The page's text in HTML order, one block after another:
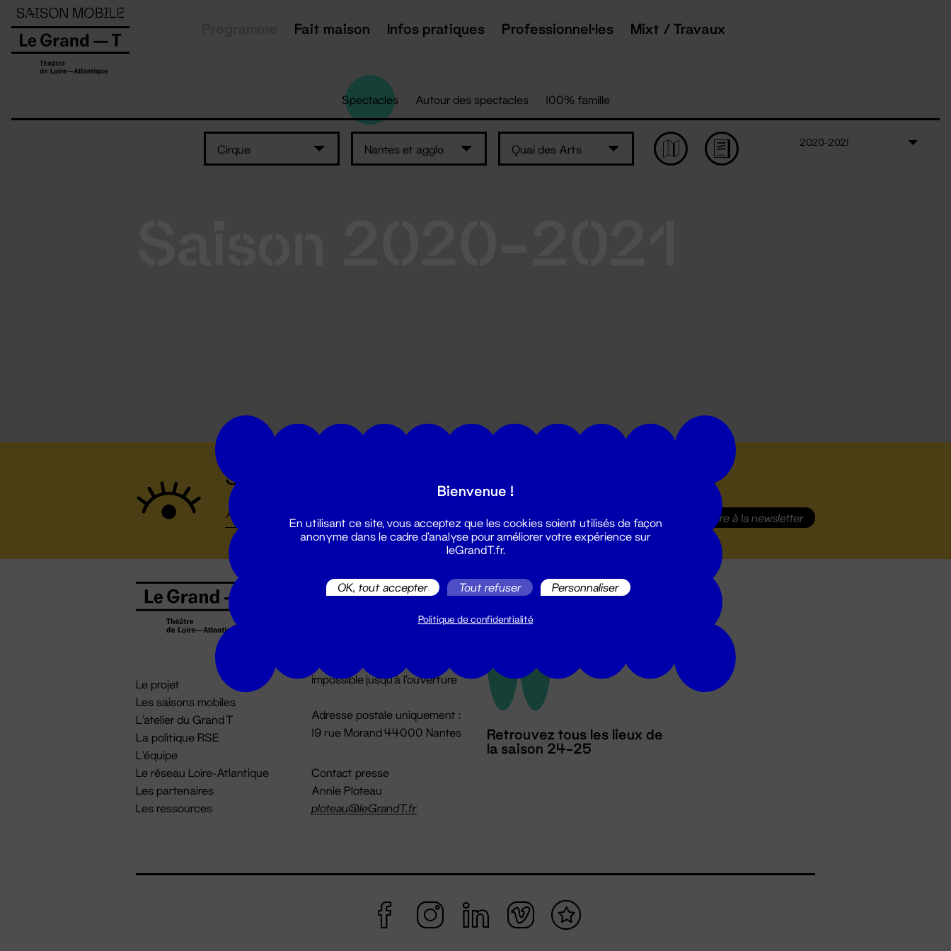
Fait maison Infos pratiques Professionnel·les Mixt / Travaux
Spectacles Autour des spectacles 100% famille
Cirque Nantes et agglo Quai des Arts
2020-2021
Suivez toutes les actualités du Grand T :
S'inscrire à la newsletter
Le projet
Les saisons mobiles
L'atelier du Grand T
La politique RSE
L'équipe
Le réseau Loire-Atlantique
Les partenaires
Les ressources
Billetterie
billetterie@leGrandT.fr
impossible jusqu'à l'ouverture
Adresse postale uniquement :
19 rue Morand 44000 Nantes
Contact presse
Annie Ploteau
ploteau@leGrandT.fr
Retrouvez tous les lieux de
la saison 24-25
Panneau de gestion des cookies
Bienvenue !
En utilisant ce site, vous acceptez que les cookies soient utilisés de façon
anonyme dans le cadre d'analyse pour améliorer votre expérience sur
leGrandT.fr.
OK, tout accepter Tout refuser Personnaliser
Politique de confidentialité